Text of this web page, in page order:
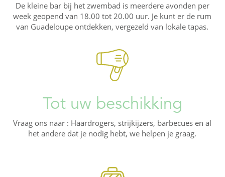
De kleine bar bij het zwembad is meerdere avonden per
week geopend van 18.00 tot 20.00 uur. Je kunt er de rum
van Guadeloupe ontdekken, vergezeld van lokale tapas.
Tot uw beschikking
Vraag ons naar : Haardrogers, strijkijzers, barbecues en al
het andere dat je nodig hebt, we helpen je graag.